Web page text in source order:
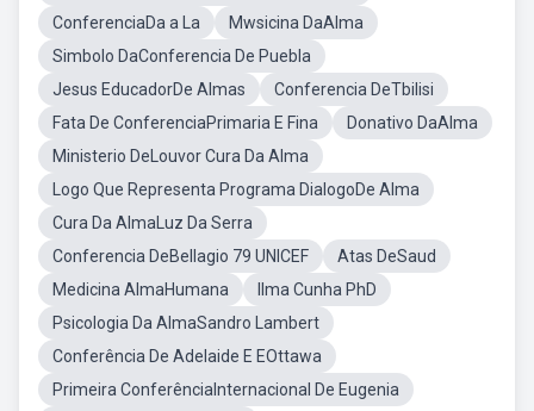
ConferenciaDa a La
Mwsicina DaAlma
Simbolo DaConferencia De Puebla
Jesus EducadorDe Almas
Conferencia DeTbilisi
Fata De ConferenciaPrimaria E Fina
Donativo DaAlma
Ministerio DeLouvor Cura Da Alma
Logo Que Representa Programa DialogoDe Alma
Cura Da AlmaLuz Da Serra
Conferencia DeBellagio 79 UNICEF
Atas DeSaud
Medicina AlmaHumana
Ilma Cunha PhD
Psicologia Da AlmaSandro Lambert
Conferência De Adelaide E EOttawa
Primeira ConferênciaInternacional De Eugenia